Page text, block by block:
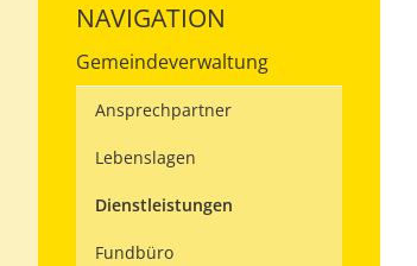
NAVIGATION
Gemeindeverwaltung
Ansprechpartner
Lebenslagen
Dienstleistungen
Fundbüro